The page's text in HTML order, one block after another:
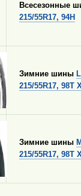
Всесезонные
215/55R17, 94H
Зимние шины
215/55R17, 98T
Зимние шины
215/55R17, 98T